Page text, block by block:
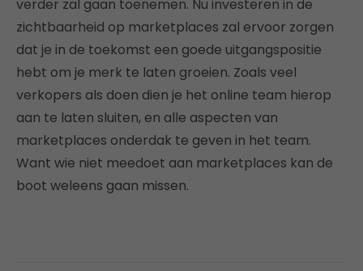
verder zal gaan toenemen. Nu investeren in de
zichtbaarheid op marketplaces zal ervoor zorgen
dat je in de toekomst een goede uitgangspositie
hebt om je merk te laten groeien. Zoals veel
verkopers als doen dien je het online team hierop
aan te laten sluiten, en alle aspecten van
marketplaces onderdak te geven in het team.
Want wie niet meedoet aan marketplaces kan de
boot weleens gaan missen.